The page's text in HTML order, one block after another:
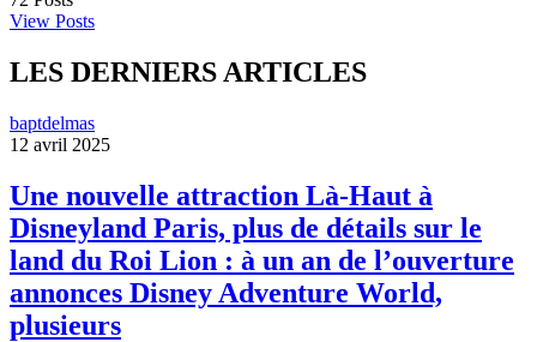
View Posts
LES DERNIERS ARTICLES
baptdelmas
12 avril 2025
Une nouvelle attraction Là-Haut à
Disneyland Paris, plus de détails sur le
land du Roi Lion : à un an de l’ouverture
annonces Disney Adventure World,
plusieurs